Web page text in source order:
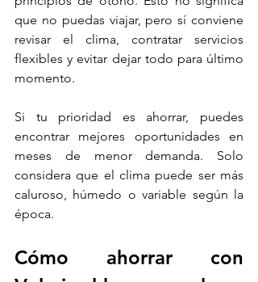
que no puedas viajar, pero sí conviene
revisar el clima, contratar servicios
flexibles y evitar dejar todo para último
momento.
Si tu prioridad es ahorrar, puedes
encontrar mejores oportunidades en
meses de menor demanda. Solo
considera que el clima puede ser más
caluroso, húmedo o variable según la
época.
Cómo ahorrar con